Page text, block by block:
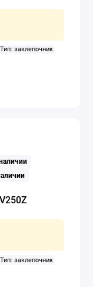
Тип: заклепочник
Тип: заклепочник